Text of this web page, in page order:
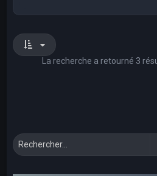
La recherche a retourné 3